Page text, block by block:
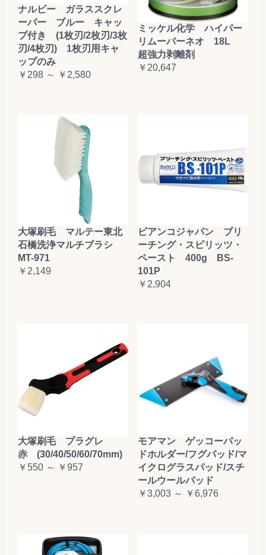
ナルビー ガラススクレ
ーパー ブルー キャッ
プ付き (1枚刃/2枚刃/3枚
刃/4枚刃) 1枚刃用キャ
ップのみ
￥298 ～ ￥2,580
ミッケル化学 ハイパー
リムーバーネオ 18L
超強力剥離剤
￥20,647
大塚刷毛 マルテー東北
石橋洗浄マルチブラシ
MT-971
￥2,149
ビアンコジャパン ブリ
ーチング・スピリッツ・
ペースト 400g BS-
101P
￥2,904
大塚刷毛 プラグレ
赤 (30/40/50/60/70mm)
￥550 ～ ￥957
モアマン ゲッコーパッ
ドホルダー/フグパッド/マ
イクログラスパッド/スチ
ールウールバッド
￥3,003 ～ ￥6,976